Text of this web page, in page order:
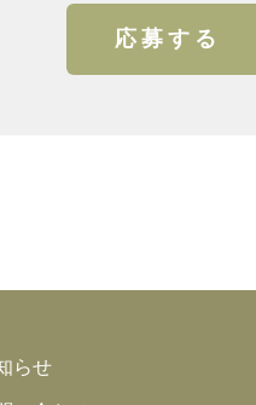
応募する
らせ